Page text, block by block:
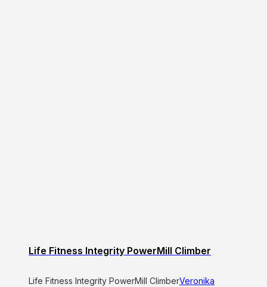
Life Fitness Integrity PowerMill Climber
Life Fitness Integrity PowerMill ClimberVeronika